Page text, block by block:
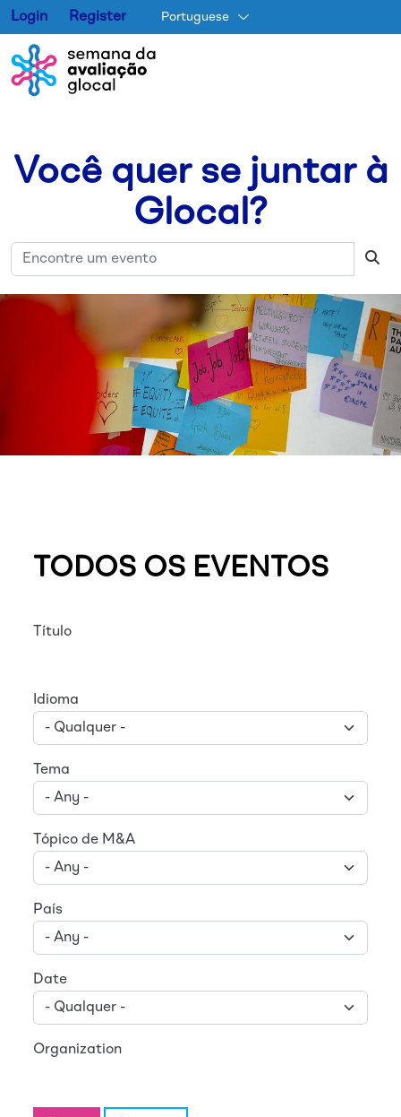
Login Register Portuguese
Você quer se juntar à
Glocal?
TODOS OS EVENTOS
Título
Idioma
Tema
Tópico de M&A
País
Date
Organization